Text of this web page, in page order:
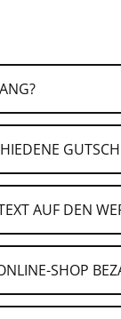
gewünschten
oder
direkt
AUF DEN
SHOP